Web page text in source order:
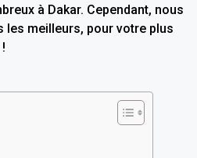
à Dakar. Cependant, nous
les meilleurs, pour votre plus